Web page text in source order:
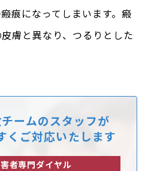
痕になってしまいます。瘢
膚と異なり、つるりとした
ームのスタッフが
くご対応いたします
者専門ダイヤル